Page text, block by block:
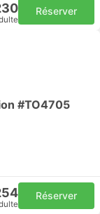
Réserver
#TO4705
Réserver